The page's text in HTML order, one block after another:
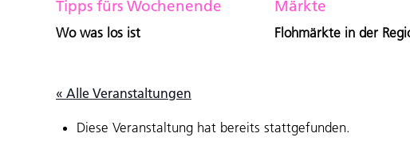
Tipps fürs Wochenende
Wo was los ist
Märkte
Flohmärkte in der
« Alle Veranstaltungen
Diese Veranstaltung hat bereits stattgefunden.